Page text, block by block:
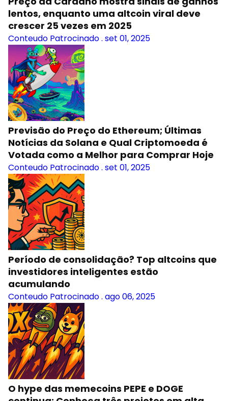
lentos, enquanto uma altcoin viral deve
crescer 25 vezes em 2025
Conteudo Patrocinado. set 01, 2025
Previsão do Preço do Ethereum; Últimas
Notícias da Solana e Qual Criptomoeda é
Votada como a Melhor para Comprar Hoje
Conteudo Patrocinado. set 01, 2025
Período de consolidação? Top altcoins que
investidores inteligentes estão
acumulando
Conteudo Patrocinado. ago 06, 2025
O hype das memecoins PEPE e DOGE